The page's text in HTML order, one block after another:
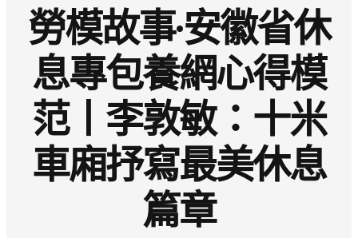
勞模故事·安徽省休
息專包養網心得模
范丨李敦敏：十米
車廂抒寫最美休息
篇章